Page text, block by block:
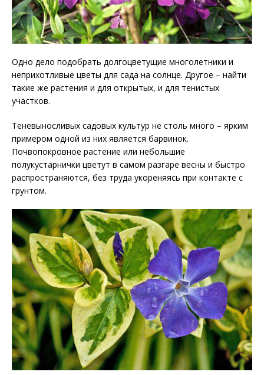
Одно дело подобрать долгоцветущие многолетники и
неприхотливые цветы для сада на солнце. Другое – найти
такие же растения и для открытых, и для тенистых
участков.
Теневыносливых садовых культур не столь много – ярким
примером одной из них является барвинок.
Почвопокровное растение или небольшие
полукустарнички цветут в самом разгаре весны и быстро
распространяются, без труда укореняясь при контакте с
грунтом.